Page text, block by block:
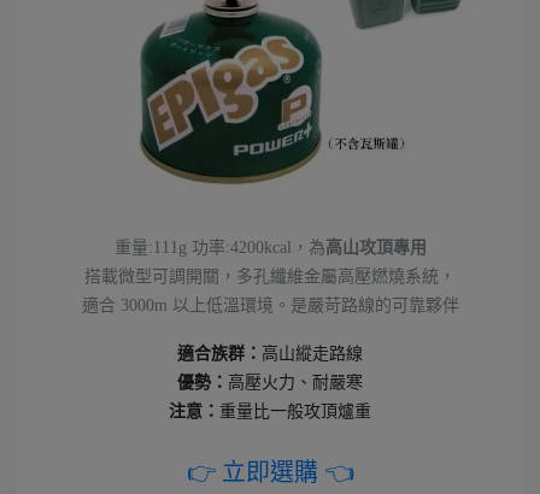
重量:111g 功率:4200kcal，為高山攻頂專用
搭載微型可調開關，多孔纖維金屬高壓燃燒系統，
適合 3000m 以上低溫環境。是嚴苛路線的可靠夥伴
適合族群： 高山縱走路線
優勢： 高壓火力、耐嚴寒
注意： 重量比一般攻頂爐重
👉 立即選購 👈